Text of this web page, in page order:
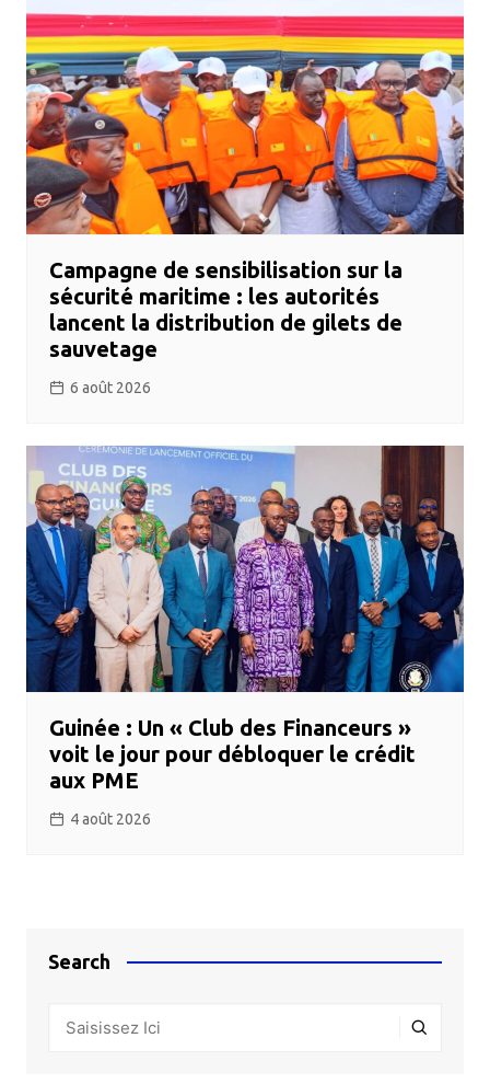
Campagne de sensibilisation sur la
sécurité maritime : les autorités
lancent la distribution de gilets de
sauvetage
6 août 2026
Guinée : Un « Club des Financeurs »
voit le jour pour débloquer le crédit
aux PME
4 août 2026
Search